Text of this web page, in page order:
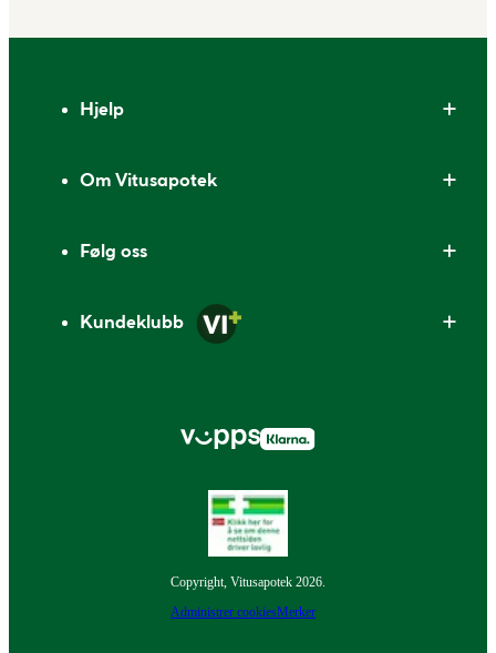
Hjelp
Om Vitusapotek
Følg oss
Kundeklubb
Copyright, Vitusapotek 2026.
Administrer cookiesMerker